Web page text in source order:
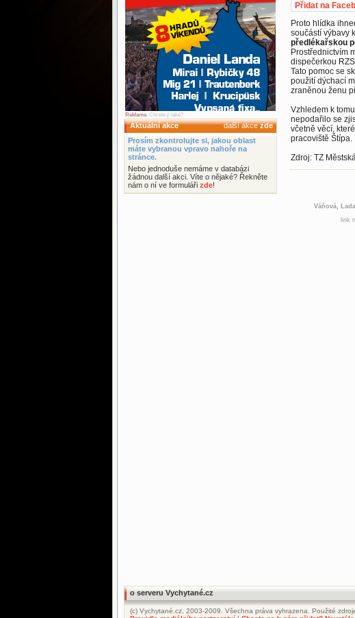
Reklama. Chcete ji také?
Aktuální akce další akcezde
Prosím zkontrolujte si, jakou oblast
máte vybranou vpravo nahoře na
stránce.
Nebo jednoduše nemáme v databázi
žádnou další akci. Víte o nějaké? Řekněte
nám o ní ve formuláři zde!
Přidat na
Proto hlídka
součástí výbavy
předlékařskou
Prostřednictvím
dispečerkou
Tato pomoc se
použití dýchací
zraněnou ženu
Vzhledem k
nepodařilo se
včetně věcí,
pracoviště Štípa.
Zdroj: TZ
Váňová,
link
o serveru Vychytané.cz
(c) Vychytané.cz, 2003-2009. Všechna práva vyhrazena. Použité